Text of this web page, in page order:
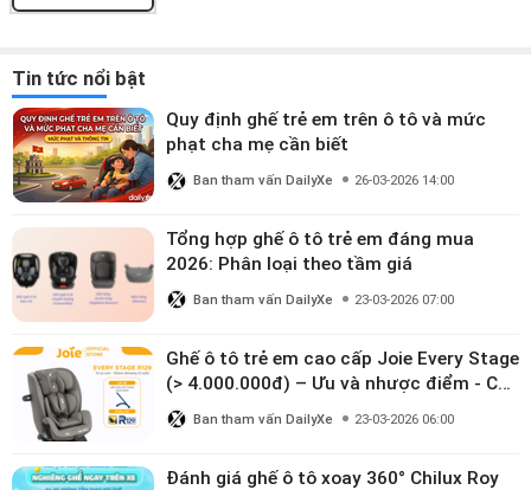
Tin tức nổi bật
Quy định ghế trẻ em trên ô tô và mức
phạt cha mẹ cần biết
Ban tham vấn DailyXe 26-03-2026 14:00
Tổng hợp ghế ô tô trẻ em đáng mua
2026: Phân loại theo tầm giá
Ban tham vấn DailyXe 23-03-2026 07:00
Ghế ô tô trẻ em cao cấp Joie Every Stage
(> 4.000.000đ) – Ưu và nhược điểm - Có
đáng đầu tư cho bé từ 0–12 tuổi?
Ban tham vấn DailyXe 23-03-2026 06:00
Đánh giá ghế ô tô xoay 360° Chilux Roy